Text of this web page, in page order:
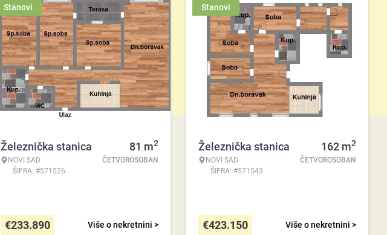
Stanovi
Železnička stanica
NOVI SAD
ŠIFRA: #571526
81 m2
ČETVOROSOBAN
Više o nekretnini >
€233.890
Stanovi
Železnička stanica
NOVI SAD
ŠIFRA: #571543
162 m2
ČETVOROSOBAN
Više o nekretnini >
€423.150